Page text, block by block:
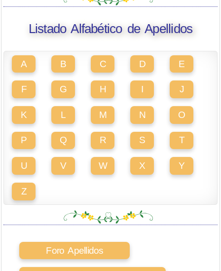
Listado Alfabético de Apellidos
A B C D E
F G H I J
K L M N O
P Q R S T
U V W X Y
Z
Foro Apellidos